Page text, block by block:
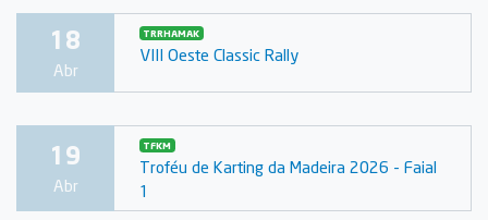
18
Abr
TRRHAMAK
VIII Oeste Classic Rally
19
Abr
TFKM
Troféu de Karting da Madeira 2026 - Faial
1